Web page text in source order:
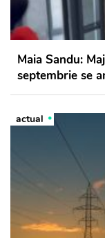
Maia Sandu:
septembrie se
actual